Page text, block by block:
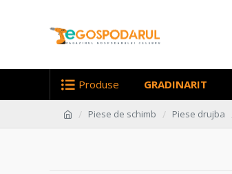
Produse GRADINARIT
Piese de schimb Piese drujba